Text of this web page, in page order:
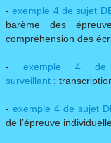
-exemple 4 de sujet
barème des
compréhension des
-exemple 4
surveillant :
- exemple 4 de sujet
de l’épreuve